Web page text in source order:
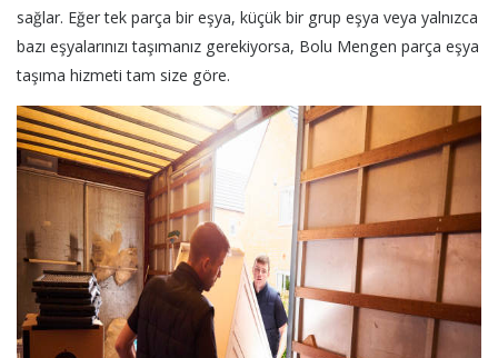
sağlar. Eğer tek parça bir eşya, küçük bir grup eşya veya yalnızca
bazı eşyalarınızı taşımanız gerekiyorsa, Bolu Mengen parça eşya
taşıma hizmeti tam size göre.